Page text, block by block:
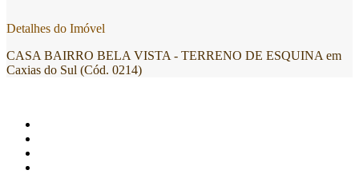
Detalhes do Imóvel
CASA BAIRRO BELA VISTA - TERRENO DE ESQUINA em
Caxias do Sul (Cód. 0214)